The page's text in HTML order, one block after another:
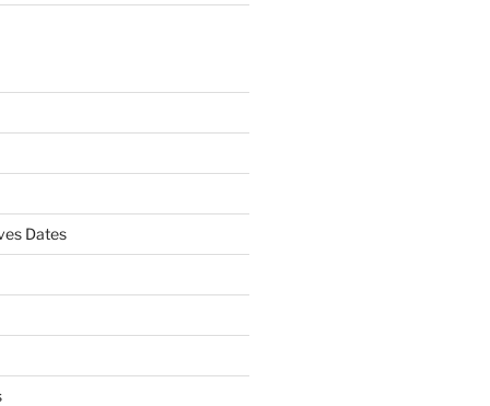
Dates